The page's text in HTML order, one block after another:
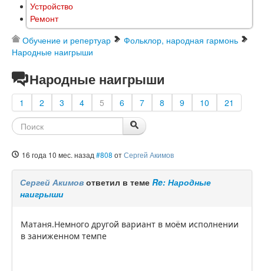
Устройство
Ремонт
Обучение и репертуар
Фольклор, народная гармонь
Народные наигрыши
Народные наигрыши
1 2 3 4 5 6 7 8 9 10 21
16 года 10 мес. назад #808 отСергей Акимов
Сергей Акимов ответил в теме Re: Народные
наигрыши
Матаня.Немного другой вариант в моём исполнении
в заниженном темпе